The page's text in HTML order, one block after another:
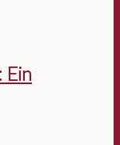
Ein